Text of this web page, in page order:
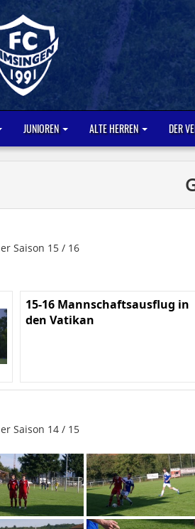
JUNIOREN ALTE HERREN DER
Saison 15 / 16
15-16 Mannschaftsausflug in
den Vatikan
Saison 14 / 15